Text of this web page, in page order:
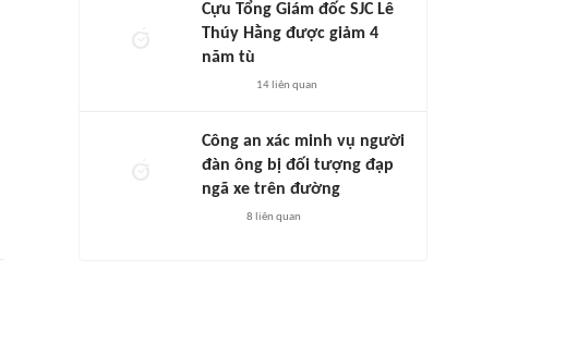
Cựu Tổng Giám đốc SJC Lê
Thúy Hằng được giảm 4
năm tù
14 liên quan
Công an xác minh vụ người
đàn ông bị đối tượng đạp
ngã xe trên đường
8 liên quan